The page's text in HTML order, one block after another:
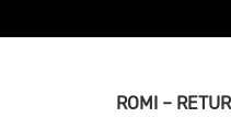
ROMI –